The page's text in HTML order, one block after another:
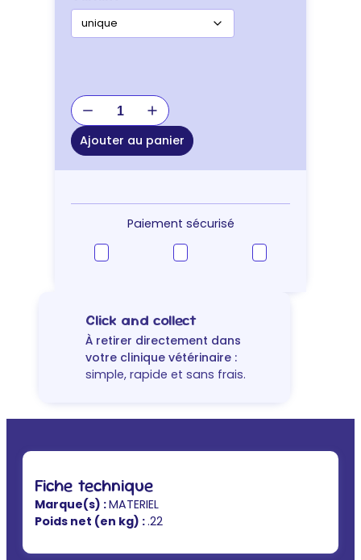
quantité
de
JOUET
BALLE
AVEC
CAOUTCHOUC
Ajouter au panier
Paiement sécurisé
Click and collect
À retirer directement dans
votre clinique vétérinaire :
simple, rapide et sans frais.
Fiche technique
Marque(s) :MATERIEL
Poids net (en kg) :.22